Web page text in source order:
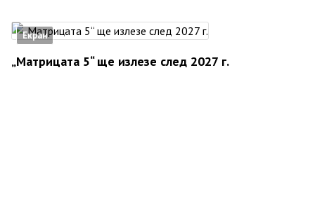
Екран
„Матрицата 5“ ще излезе след 2027 г.